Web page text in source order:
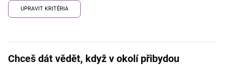
UPRAVIT KRITÉRIA
Chceš dát vědět, když v okolí přibydou